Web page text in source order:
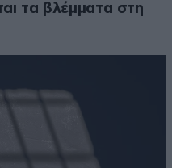
τα βλέμματα στη